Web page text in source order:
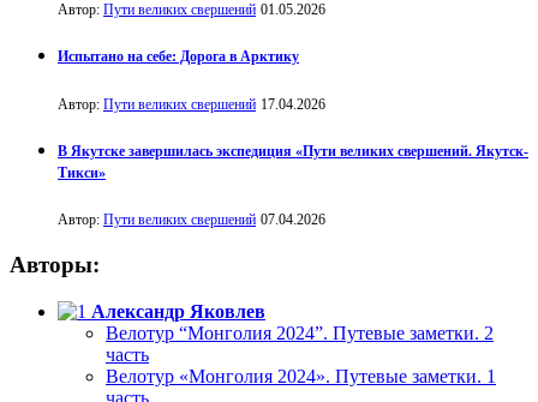
Автор: Пути великих свершений 01.05.2026
Испытано на себе: Дорога в Арктику
Автор: Пути великих свершений 17.04.2026
В Якутске завершилась экспедиция «Пути великих свершений. Якутск-
Тикси»
Автор: Пути великих свершений 07.04.2026
Авторы:
Александр Яковлев
Велотур “Монголия 2024”. Путевые заметки. 2
часть
Велотур «Монголия 2024». Путевые заметки. 1
часть